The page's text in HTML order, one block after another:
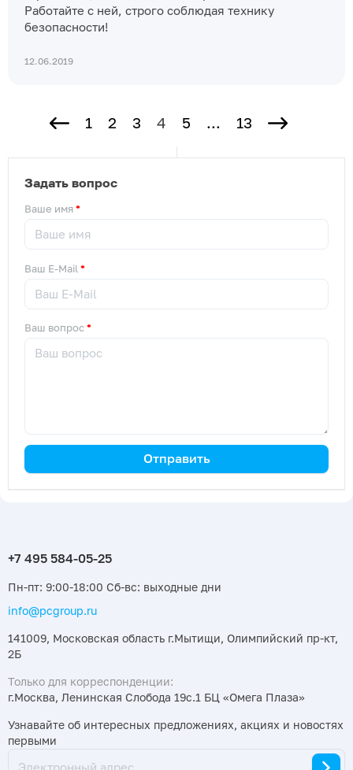
Работайте с ней, строго соблюдая технику
безопасности!
12.06.2019
1 2 3 4 5 ... 13
Задать вопрос
Ваше имя
Ваш E-Mail
Ваш вопрос
Пн-пт: 9:00-18:00 Сб-вс: выходные дни
info@pcgroup.ru
141009, Московская область г.Мытищи, Олимпийский пр-кт,
2Б
Только для корреспонденции:
г.Москва, Ленинская Слобода 19с.1 БЦ «Омега Плаза»
Узнавайте об интересных предложениях, акциях и новостях
первыми